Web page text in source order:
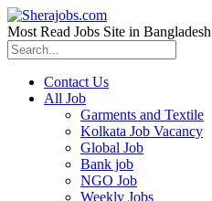
Most Read Jobs Site in Bangladesh
Contact Us
All Job
Garments and Textile
Kolkata Job Vacancy
Global Job
Bank job
NGO Job
Weekly Jobs